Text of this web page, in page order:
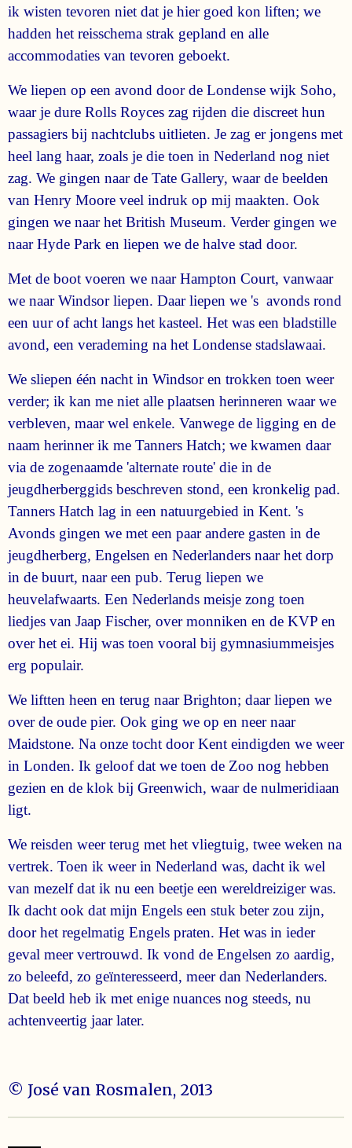
ik wisten tevoren niet dat je hier goed kon liften; we
hadden het reisschema strak gepland en alle
accommodaties van tevoren geboekt.
We liepen op een avond door de Londense wijk Soho,
waar je dure Rolls Royces zag rijden die discreet hun
passagiers bij nachtclubs uitlieten. Je zag er jongens met
heel lang haar, zoals je die toen in Nederland nog niet
zag. We gingen naar de Tate Gallery, waar de beelden
van Henry Moore veel indruk op mij maakten. Ook
gingen we naar het British Museum. Verder gingen we
naar Hyde Park en liepen we de halve stad door.
Met de boot voeren we naar Hampton Court, vanwaar
we naar Windsor liepen. Daar liepen we 's avonds rond
een uur of acht langs het kasteel. Het was een bladstille
avond, een verademing na het Londense stadslawaai.
We sliepen één nacht in Windsor en trokken toen weer
verder; ik kan me niet alle plaatsen herinneren waar we
verbleven, maar wel enkele. Vanwege de ligging en de
naam herinner ik me Tanners Hatch; we kwamen daar
via de zogenaamde 'alternate route' die in de
jeugdherberggids beschreven stond, een kronkelig pad.
Tanners Hatch lag in een natuurgebied in Kent. 's
Avonds gingen we met een paar andere gasten in de
jeugdherberg, Engelsen en Nederlanders naar het dorp
in de buurt, naar een pub. Terug liepen we
heuvelafwaarts. Een Nederlands meisje zong toen
liedjes van Jaap Fischer, over monniken en de KVP en
over het ei. Hij was toen vooral bij gymnasiummeisjes
erg populair.
We liftten heen en terug naar Brighton; daar liepen we
over de oude pier. Ook ging we op en neer naar
Maidstone. Na onze tocht door Kent eindigden we weer
in Londen. Ik geloof dat we toen de Zoo nog hebben
gezien en de klok bij Greenwich, waar de nulmeridiaan
ligt.
We reisden weer terug met het vliegtuig, twee weken na
vertrek. Toen ik weer in Nederland was, dacht ik wel
van mezelf dat ik nu een beetje een wereldreiziger was.
Ik dacht ook dat mijn Engels een stuk beter zou zijn,
door het regelmatig Engels praten. Het was in ieder
geval meer vertrouwd. Ik vond de Engelsen zo aardig,
zo beleefd, zo geïnteresseerd, meer dan Nederlanders.
Dat beeld heb ik met enige nuances nog steeds, nu
achtenveertig jaar later.
© José van Rosmalen, 2013